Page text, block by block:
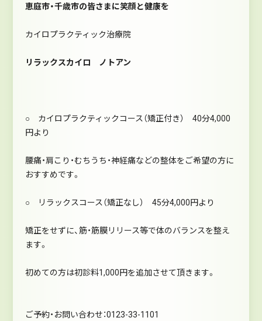
恵庭市・千歳市の皆さまに笑顔と健康を
カイロプラクティック治療院
リラックスカイロ ノトアン
○ カイロプラクティックコース（矯正付き） 40分4,000
円より
腰痛・肩こり・むちうち・神経痛などの整体をご希望の方に
おすすめです。
○ リラックスコース（矯正なし） 45分4,000円より
矯正をせずに、筋・筋膜リリース等で体のバランスを整え
ます。
初めての方は初診料1,000円を追加させて頂きます。
ご予約・お問い合わせ：0123-33-1101